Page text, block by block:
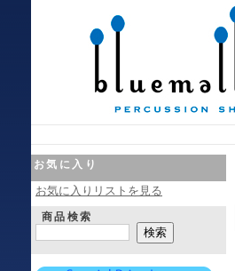
お気に入り
お気に入りリストを見る
商品検索